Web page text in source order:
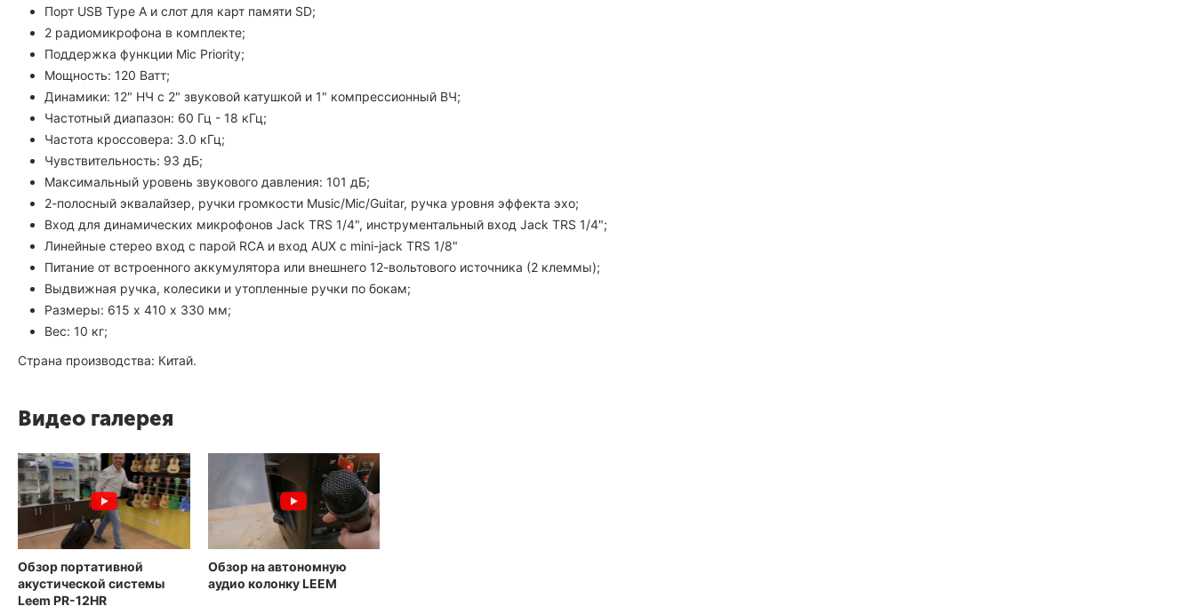
Порт USB Type A и слот для карт памяти SD;
2 радиомикрофона в комплекте;
Поддержка функции Mic Priority;
Мощность: 120 Ватт;
Динамики: 12" НЧ с 2" звуковой катушкой и 1" компрессионный ВЧ;
Частотный диапазон: 60 Гц - 18 кГц;
Частота кроссовера: 3.0 кГц;
Чувствительность: 93 дБ;
Максимальный уровень звукового давления: 101 дБ;
2-полосный эквалайзер, ручки громкости Music/Mic/Guitar, ручка уровня эффекта эхо;
Вход для динамических микрофонов Jack TRS 1/4", инструментальный вход Jack TRS 1/4";
Линейные стерео вход с парой RCA и вход AUX с mini-jack TRS 1/8"
Питание от встроенного аккумулятора или внешнего 12-вольтового источника (2 клеммы);
Выдвижная ручка, колесики и утопленные ручки по бокам;
Размеры: 615 х 410 х 330 мм;
Вес: 10 кг;
Страна производства: Китай.
Видео галерея
Обзор портативной
акустической системы
Leem PR-12HR
Обзор на автономную
аудио колонку LEEM